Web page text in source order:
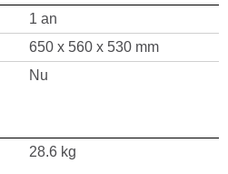
1 an
650 x 560 x 530 mm
Nu
28.6 kg